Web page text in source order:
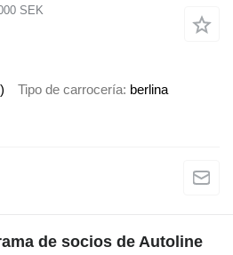
SEK
Tipo de carrocería berlina
de socios de Autoline